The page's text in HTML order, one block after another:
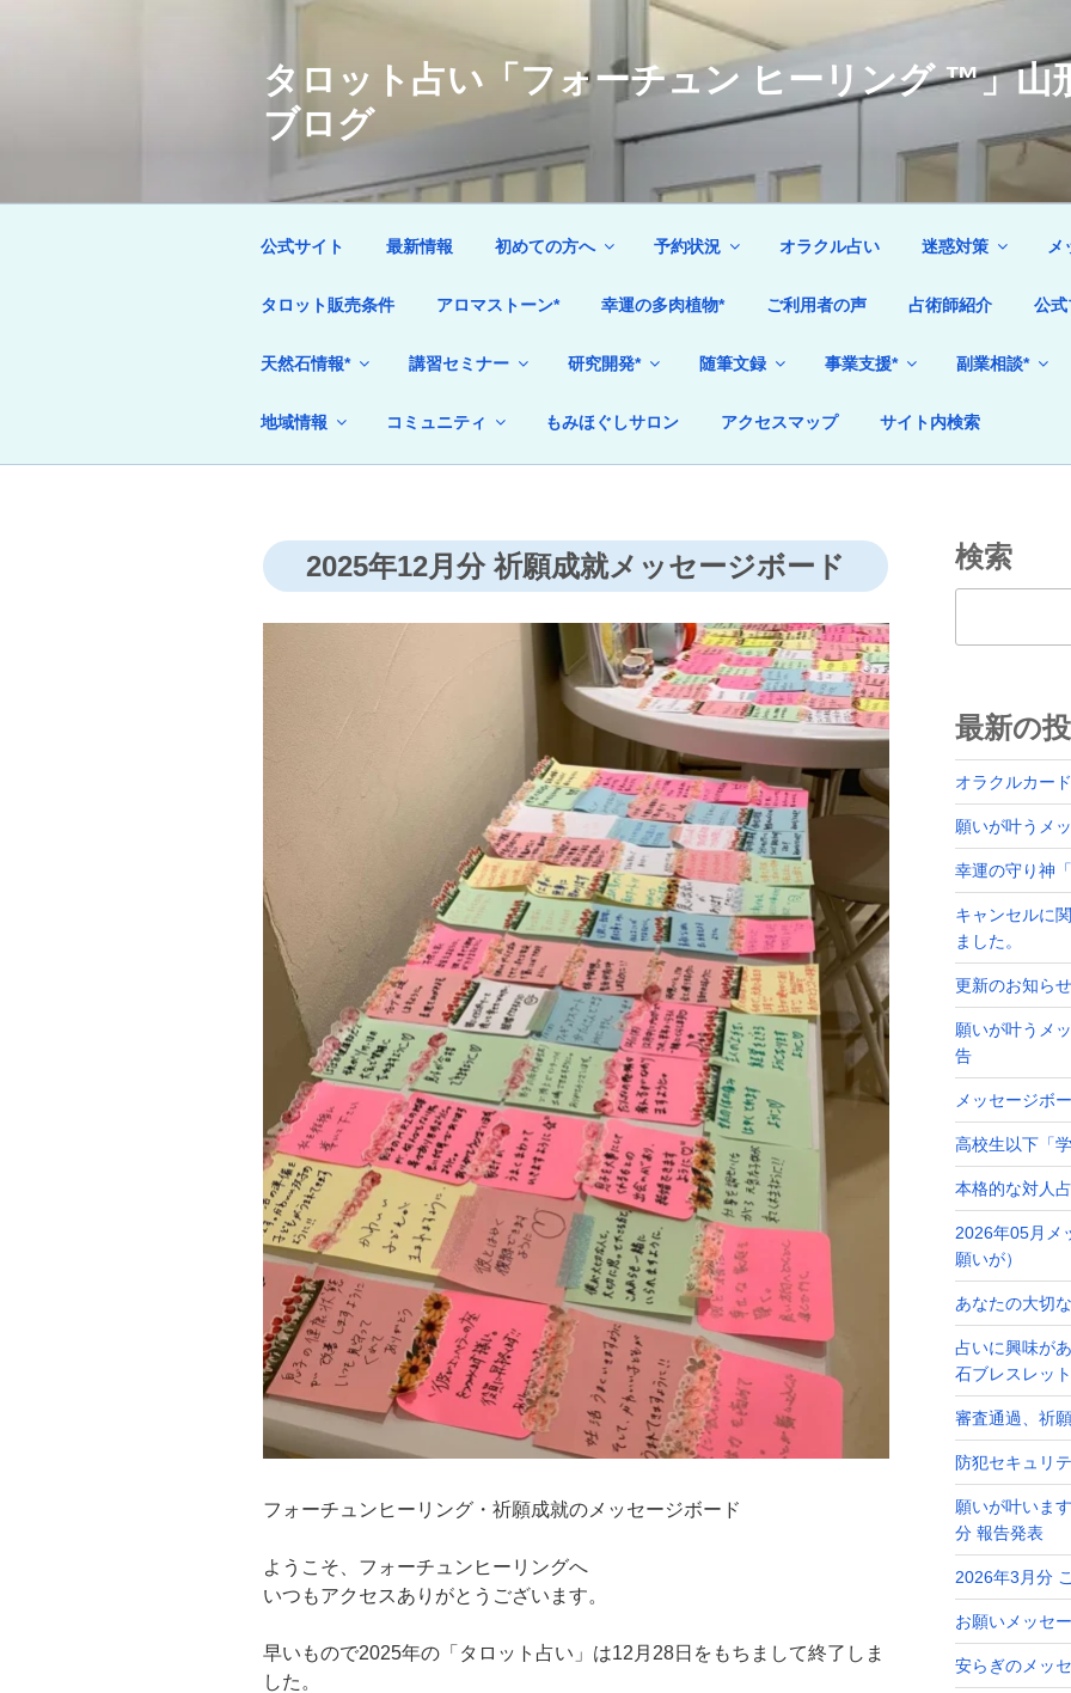
タロット占い「フォーチュン ヒーリング ™」山
ブログ
公式サイト 最新情報 初めての方へ 予約状況 オラクル占い 迷惑対策 メ
タロット販売条件 アロマストーン* 幸運の多肉植物* ご利用者の声 占術師紹介 公式
天然石情報* 講習セミナー 研究開発* 随筆文録 事業支援* 副業相談*
地域情報 コミュニティ もみほぐしサロン アクセスマップ サイト内検索
2025年12月分 祈願成就メッセージボード
フォーチュンヒーリング・祈願成就のメッセージボード
ようこそ、フォーチュンヒーリングへ
いつもアクセスありがとうございます。
早いもので2025年の「タロット占い」は12月28日をもちまして終了しま
した。
検索
最新の
オラクルカー
願いが叶うメ
幸運の守り神
キャンセルに
ました。
更新のお知ら
願いが叶うメ
告
メッセージボ
高校生以下「
本格的な対人
2026年05月メ
願いが）
あなたの大切
占いに興味が
石ブレスレット
審査通過、祈
防犯セキュリ
願いが叶いま
分 報告発表
2026年3月分
お願いメッセ
安らぎのメッ